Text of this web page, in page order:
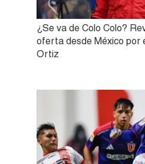
¿Se va de Colo Colo?
oferta desde México por
Ortiz